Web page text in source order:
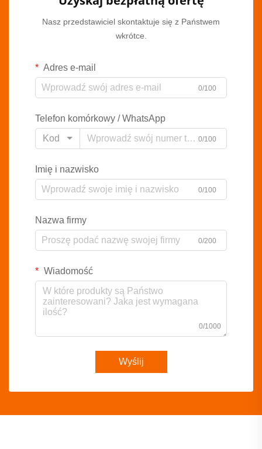
Nasz przedstawiciel skontaktuje się z Państwem
wkrótce.
Adres e-mail
0/100
Telefon komórkowy / WhatsApp
Kod
0/100
Imię i nazwisko
0/100
Nazwa firmy
0/200
Wiadomość
0/1000
Wyślij